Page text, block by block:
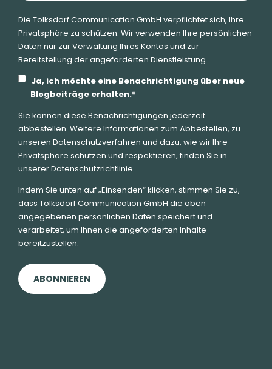
Die Tolksdorf Communication GmbH verpflichtet sich, Ihre
Privatsphäre zu schützen. Wir verwenden Ihre persönlichen
Daten nur zur Verwaltung Ihres Kontos und zur
Bereitstellung der angeforderten Dienstleistung.
Ja, ich möchte eine Benachrichtigung über neue
Blogbeiträge erhalten.*
Sie können diese Benachrichtigungen jederzeit
abbestellen. Weitere Informationen zum Abbestellen, zu
unseren Datenschutzverfahren und dazu, wie wir Ihre
Privatsphäre schützen und respektieren, finden Sie in
unserer Datenschutzrichtlinie.
Indem Sie unten auf „Einsenden“ klicken, stimmen Sie zu,
dass Tolksdorf Communication GmbH die oben
angegebenen persönlichen Daten speichert und
verarbeitet, um Ihnen die angeforderten Inhalte
bereitzustellen.